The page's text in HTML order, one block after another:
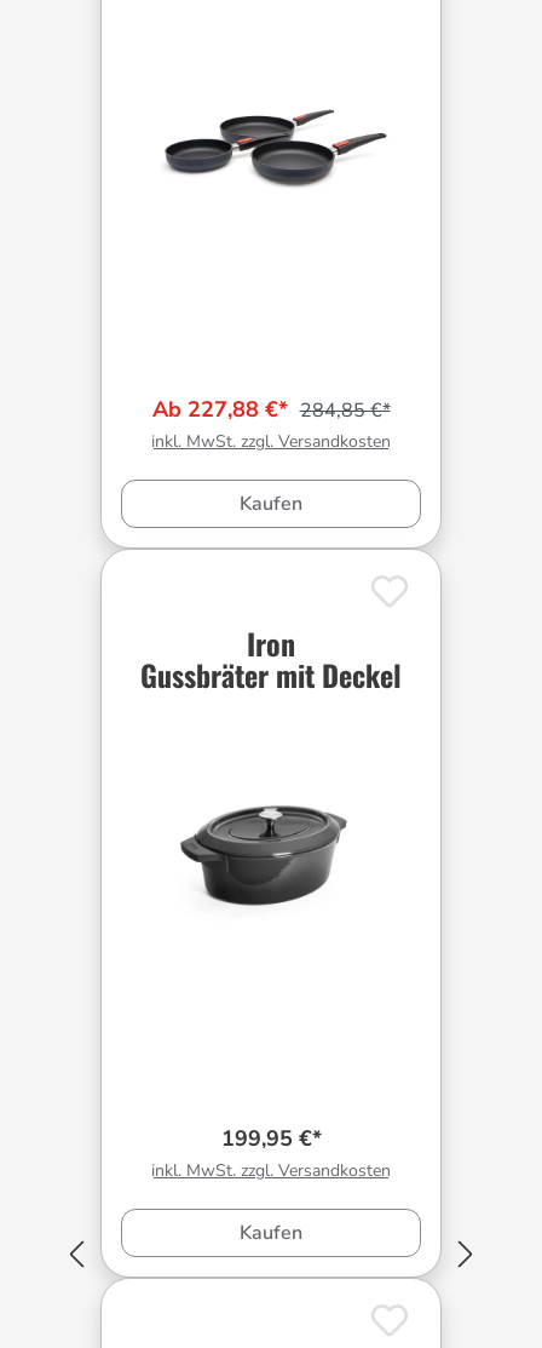
Ab 227,88 €* 284,85 €*
inkl. MwSt. zzgl. Versandkosten
Kaufen
Iron
Gussbräter mit Deckel
199,95 €*
inkl. MwSt. zzgl. Versandkosten
Kaufen